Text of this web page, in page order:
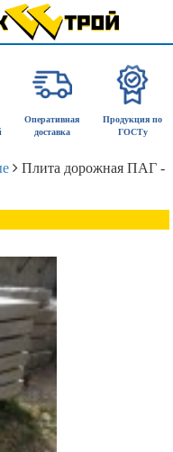
Оперативная
доставка
Продукция по
ГОСТу
Плита дорожная ПАГ -